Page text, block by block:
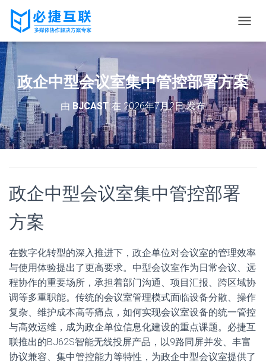
换
政企中型会议室集中管控部署方案
由 BJCAST在 2026年7月2日发布
政企中型会议室集中管控部署
方案
在数字化转型的深入推进下，政企单位对会议室的管理效率
与使用体验提出了更高要求。中型会议室作为日常会议、远
程协作的重要场所，承担着部门沟通、项目汇报、跨区域协
调等多重职能。传统的会议室管理模式面临设备分散、操作
复杂、维护成本高等痛点，如何实现会议室设备的统一管控
与高效运维，成为政企单位信息化建设的重点课题。必捷互
联推出的BJ62S智能无线投屏产品，以9路同屏并发、丰富
协议兼容、集中管控能力等特性，为政企中型会议室提供了